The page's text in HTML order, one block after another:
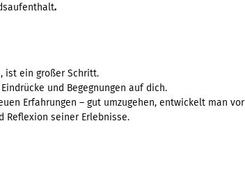
.
ist ein großer Schritt.
und Begegnungen auf dich.
Erfahrungen – gut umzugehen, entwickelt man vor
Reflexion seiner Erlebnisse.